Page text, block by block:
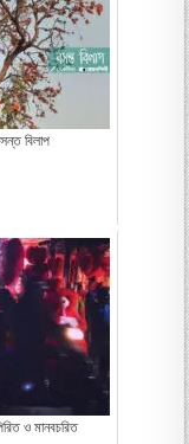
বিলাপ
ও মানবচরিত